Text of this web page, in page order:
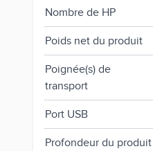
Nombre de HP
Poids net du produit
Poignée(s) de
transport
Port USB
Profondeur du produit